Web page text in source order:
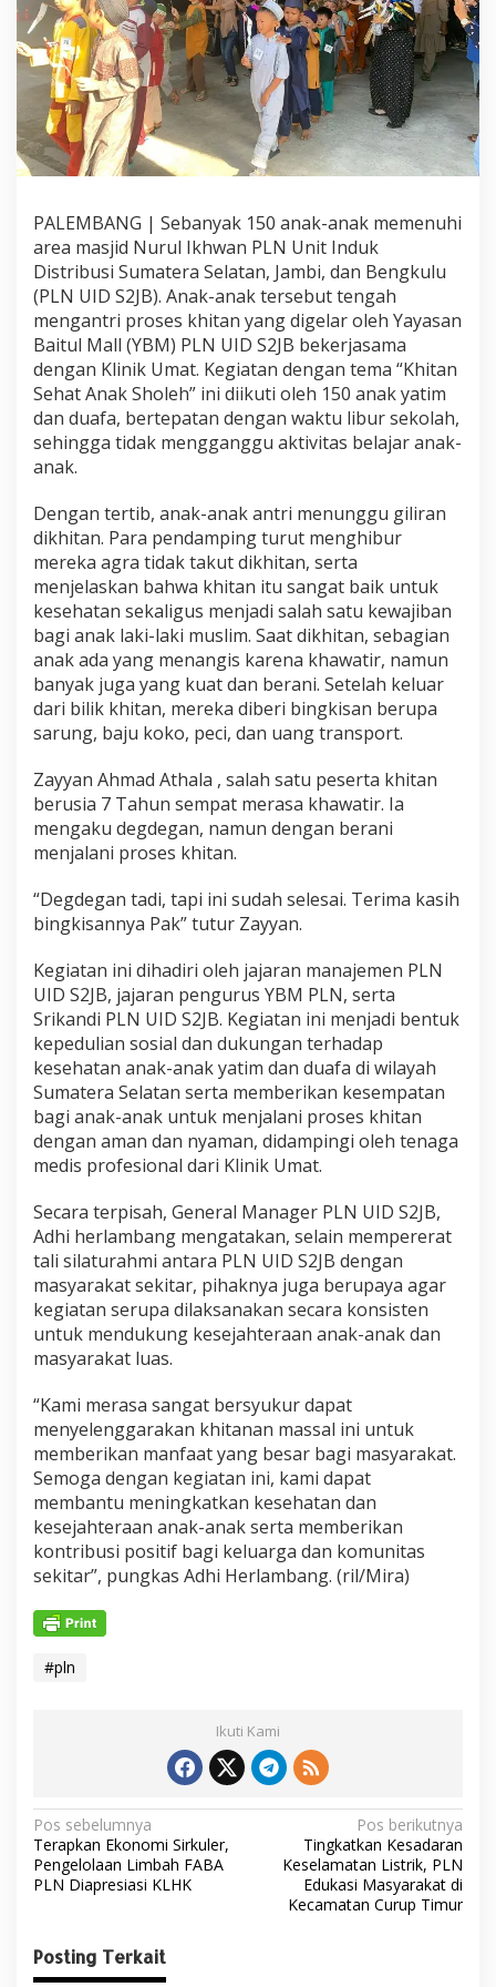
k
,
Y
a
y
a
s
a
n
i
t
u
M
a
a
P
N
U
S
J
B
G
e
l
a
r
K
i
n
a
n
M
a
l
PALEMBANG | Sebanyak 150 anak-anak memenuhi
area masjid Nurul Ikhwan PLN Unit Induk
Distribusi Sumatera Selatan, Jambi, dan Bengkulu
(PLN UID S2JB). Anak-anak tersebut tengah
mengantri proses khitan yang digelar oleh Yayasan
Baitul Mall (YBM) PLN UID S2JB bekerjasama
dengan Klinik Umat. Kegiatan dengan tema “Khitan
Sehat Anak Sholeh” ini diikuti oleh 150 anak yatim
dan duafa, bertepatan dengan waktu libur sekolah,
sehingga tidak mengganggu aktivitas belajar anak-
anak.
Dengan tertib, anak-anak antri menunggu giliran
dikhitan. Para pendamping turut menghibur
mereka agra tidak takut dikhitan, serta
menjelaskan bahwa khitan itu sangat baik untuk
kesehatan sekaligus menjadi salah satu kewajiban
bagi anak laki-laki muslim. Saat dikhitan, sebagian
anak ada yang menangis karena khawatir, namun
banyak juga yang kuat dan berani. Setelah keluar
dari bilik khitan, mereka diberi bingkisan berupa
sarung, baju koko, peci, dan uang transport.
Zayyan Ahmad Athala , salah satu peserta khitan
berusia 7 Tahun sempat merasa khawatir. Ia
mengaku degdegan, namun dengan berani
menjalani proses khitan.
“Degdegan tadi, tapi ini sudah selesai. Terima kasih
bingkisannya Pak” tutur Zayyan.
Kegiatan ini dihadiri oleh jajaran manajemen PLN
UID S2JB, jajaran pengurus YBM PLN, serta
Srikandi PLN UID S2JB. Kegiatan ini menjadi bentuk
kepedulian sosial dan dukungan terhadap
kesehatan anak-anak yatim dan duafa di wilayah
Sumatera Selatan serta memberikan kesempatan
bagi anak-anak untuk menjalani proses khitan
dengan aman dan nyaman, didampingi oleh tenaga
medis profesional dari Klinik Umat.
Secara terpisah, General Manager PLN UID S2JB,
Adhi herlambang mengatakan, selain mempererat
tali silaturahmi antara PLN UID S2JB dengan
masyarakat sekitar, pihaknya juga berupaya agar
kegiatan serupa dilaksanakan secara konsisten
untuk mendukung kesejahteraan anak-anak dan
masyarakat luas.
“Kami merasa sangat bersyukur dapat
menyelenggarakan khitanan massal ini untuk
memberikan manfaat yang besar bagi masyarakat.
Semoga dengan kegiatan ini, kami dapat
membantu meningkatkan kesehatan dan
kesejahteraan anak-anak serta memberikan
kontribusi positif bagi keluarga dan komunitas
sekitar”, pungkas Adhi Herlambang. (ril/Mira)
#pln
Ikuti Kami
N
a
v
g
Pos sebelumnya
Terapkan Ekonomi Sirkuler,
Pengelolaan Limbah FABA
PLN Diapresiasi KLHK
Pos berikutnya
Tingkatkan Kesadaran
Keselamatan Listrik, PLN
Edukasi Masyarakat di
Kecamatan Curup Timur
Posting Terkait